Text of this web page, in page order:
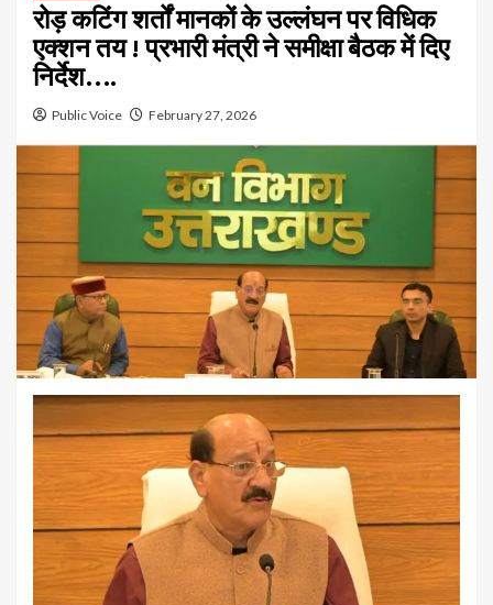
रोड़ कटिंग शर्तों मानकों के उल्लंघन पर विधिक
एक्शन तय ! प्रभारी मंत्री ने समीक्षा बैठक में दिए
निर्देश….
Public Voice February 27, 2026